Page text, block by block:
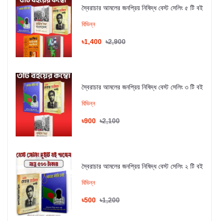
স্বৈরাচার আমলের জনপ্রিয় নিষিদ্ধ বেস্ট সেলিং ৫ টি বই
বিভিন্ন
৳1,400 ৳2,900
স্বৈরাচার আমলের জনপ্রিয় নিষিদ্ধ বেস্ট সেলিং ৩ টি বই
বিভিন্ন
৳900 ৳2,100
স্বৈরাচার আমলের জনপ্রিয় নিষিদ্ধ বেস্ট সেলিং ২ টি বই
বিভিন্ন
৳500 ৳1,200